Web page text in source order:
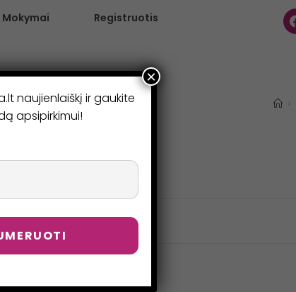
Mokymai Registruotis
naujienlaiškį ir gaukite
apsipirkimui!
×